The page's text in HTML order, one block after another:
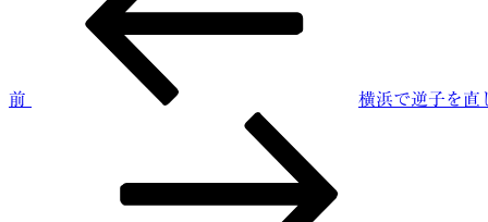
ゲ
前
横浜で逆子を直